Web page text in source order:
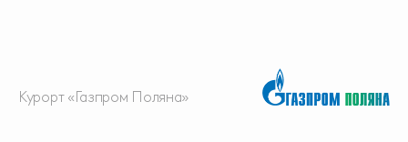
Курорт «Газпром Поляна»